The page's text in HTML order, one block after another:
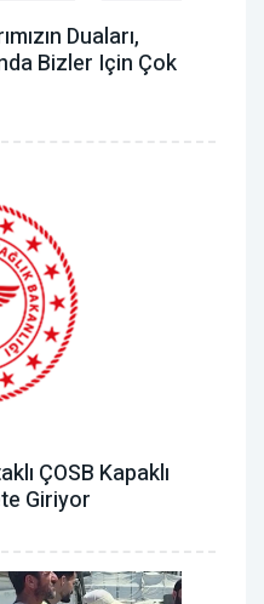
Duaları,
Bizler Için Çok
ÇOSB Kapaklı
Giriyor